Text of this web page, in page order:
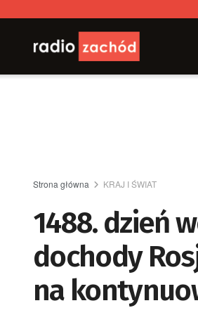
Strona główna KRAJ I ŚWIAT
1488. dzień
dochody
na